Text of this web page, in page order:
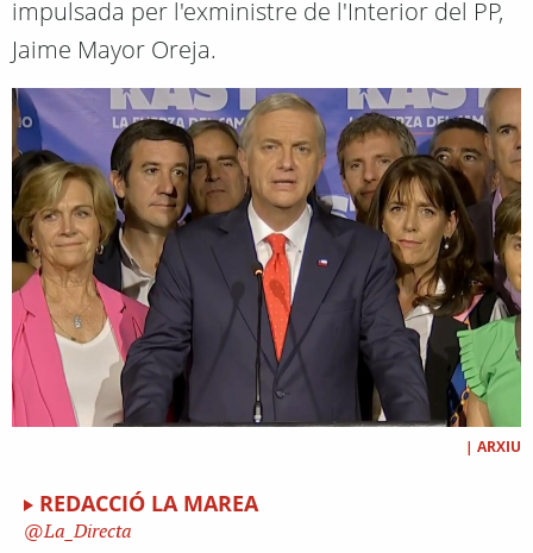
impulsada per l'exministre de l'Interior del PP,
Jaime Mayor Oreja.
| ARXIU
REDACCIÓ LA MAREA
La_Directa